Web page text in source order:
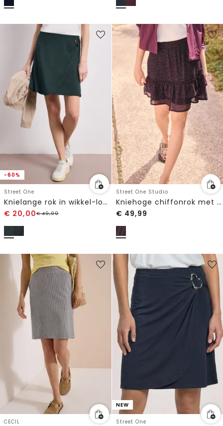
-60%
Street One
Knielange rok in wikkel-look
€ 20,00€49,99
Street One Studio
Kniehoge chiffonrok met luipaardprint
€ 49,99
CECIL
NEW
Street One